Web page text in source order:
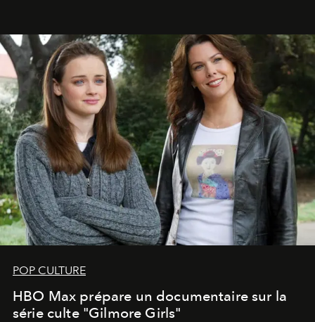
POP CULTURE
HBO Max prépare un documentaire sur la
série culte "Gilmore Girls"